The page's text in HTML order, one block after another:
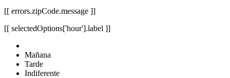
[[ errors.zipCode.message ]]
[[ selectedOptions['hour'].label ]]
Mañana
Tarde
Indiferente